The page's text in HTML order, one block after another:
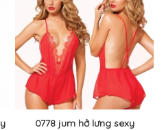
0778 jum hở lưng sexy